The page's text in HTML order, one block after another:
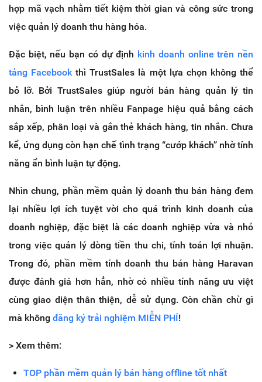
hợp mã vạch nhằm tiết kiệm thời gian và công sức trong
việc quản lý doanh thu hàng hóa.
Đặc biệt, nếu bạn có dự định kinh doanh online trên nền
tảng Facebookthì TrustSales là một lựa chọn không thể
bỏ lỡ. Bởi TrustSales giúp người bán hàng quản lý tin
nhắn, bình luận trên nhiều Fanpage hiệu quả bằng cách
sắp xếp, phân loại và gắn thẻ khách hàng, tin nhắn. Chưa
kể, ứng dụng còn hạn chế tình trạng “cướp khách” nhờ tính
năng ẩn bình luận tự động.
Nhìn chung, phần mềm quản lý doanh thu bán hàng đem
lại nhiều lợi ích tuyệt vời cho quá trình kinh doanh của
doanh nghiệp, đặc biệt là các doanh nghiệp vừa và nhỏ
trong việc quản lý dòng tiền thu chi, tính toán lợi nhuận.
Trong đó, phần mềm tính doanh thu bán hàng Haravan
được đánh giá hơn hẳn, nhờ có nhiều tính năng ưu việt
cùng giao diện thân thiện, dễ sử dụng. Còn chần chừ gì
mà không đăng ký trải nghiệm MIỄN PHÍ!
> Xem thêm:
TOP phần mềm quản lý bán hàng offline tốt nhất